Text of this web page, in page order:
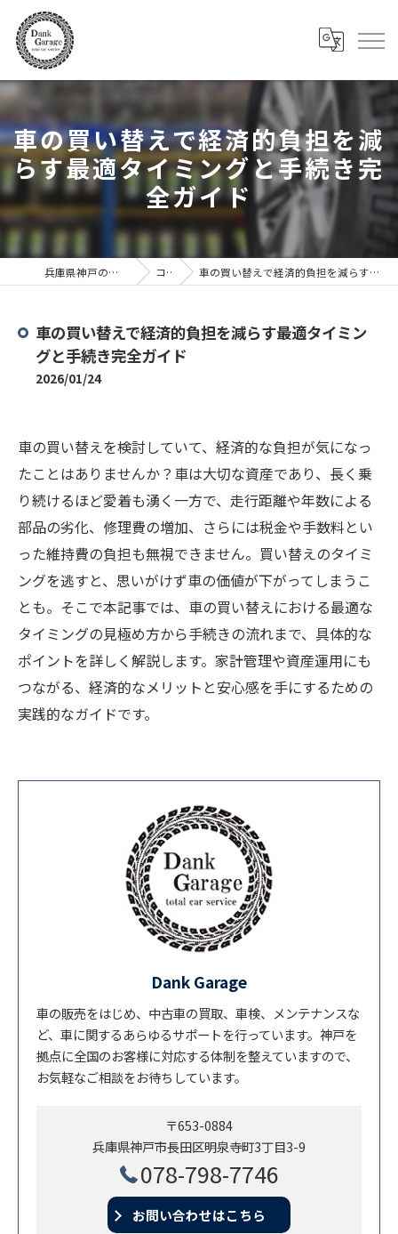
車の買い替えで経済的負担を減
らす最適タイミングと手続き完
全ガイド
兵庫県神戸の車ならDank Garage コラム 車の買い替えで経済的負担を減らす最適タイミングと手続き完全ガイド
車の買い替えで経済的負担を減らす最適タイミン
グと手続き完全ガイド
2026/01/24
車の買い替えを検討していて、経済的な負担が気になっ
たことはありませんか？車は大切な資産であり、長く乗
り続けるほど愛着も湧く一方で、走行距離や年数による
部品の劣化、修理費の増加、さらには税金や手数料とい
った維持費の負担も無視できません。買い替えのタイミ
ングを逃すと、思いがけず車の価値が下がってしまうこ
とも。そこで本記事では、車の買い替えにおける最適な
タイミングの見極め方から手続きの流れまで、具体的な
ポイントを詳しく解説します。家計管理や資産運用にも
つながる、経済的なメリットと安心感を手にするための
実践的なガイドです。
Dank Garage
車の販売をはじめ、中古車の買取、車検、メンテナンスな
ど、車に関するあらゆるサポートを行っています。神戸を
拠点に全国のお客様に対応する体制を整えていますので、
お気軽なご相談をお待ちしています。
〒653-0884
兵庫県神戸市長田区明泉寺町3丁目3-9
078-798-7746
お問い合わせはこちら